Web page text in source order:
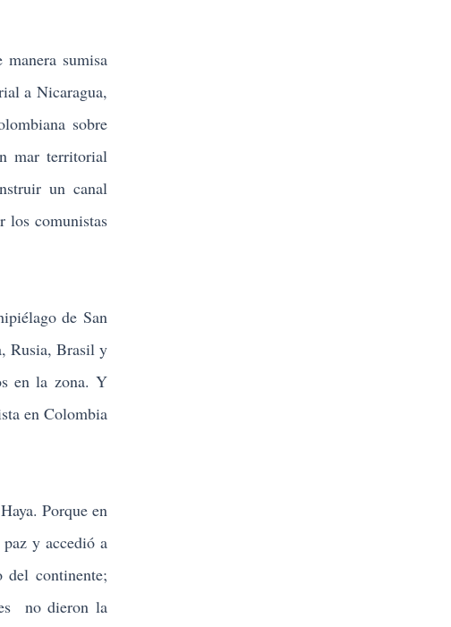
sumisa
a Nicaragua,
sobre
mar territorial
un canal
los comunistas
de San
Rusia, Brasil y
en la zona. Y
en Colombia
Porque en
y accedió a
continente;
no dieron la